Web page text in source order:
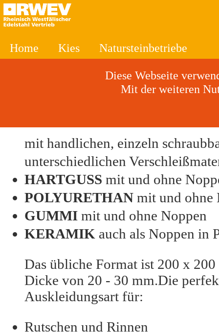
Home Kies Natursteinbetriebe
Diese Webseite
Mit der weiteren
mit handlichen, einzeln
unterschiedlichen
HARTGUSS mit und ohne
POLYURETHAN mit und ohne
GUMMI mit und ohne Noppen
KERAMIK auch als Noppen in
Das übliche Format ist 200 x
Dicke von 20 - 30 mm.Die
Auskleidungsart für:
Rutschen und Rinnen